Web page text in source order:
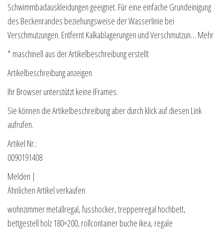
Schwimmbadauskleidungen geeignet. Für eine einfache Grundeinigung
des Beckenrandes beziehungsweise der Wasserlinie bei
Verschmutzungen. Entfernt Kalkablagerungen und Verschmutzun… Mehr
* maschinell aus der Artikelbeschreibung erstellt
Artikelbeschreibung anzeigen
Ihr Browser unterstützt keine IFrames.
Sie können die Artikelbeschreibung aber durch klick auf diesen Link
aufrufen.
Artikel Nr.:
0090191408
Melden |
Ähnlichen Artikel verkaufen
wohnzimmer metallregal, fusshocker, treppenregal hochbett,
bettgestell holz 180×200, rollcontainer buche ikea, regale